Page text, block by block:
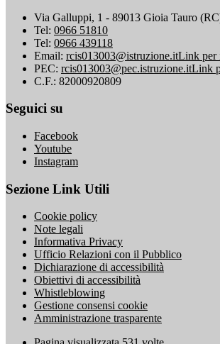
Via Galluppi, 1 - 89013 Gioia Tauro
Tel: 0966 51810
Tel: 0966 439118
Email: rcis013003@istruzione.itLink per
PEC: rcis013003@pec.istruzione.itLink
C.F.: 82000920809
Seguici su
Facebook
Youtube
Instagram
Sezione Link Utili
Cookie policy
Note legali
Informativa Privacy
Ufficio Relazioni con il Pubblico
Dichiarazione di accessibilità
Obiettivi di accessibilità
Whistleblowing
Gestione consensi cookie
Amministrazione trasparente